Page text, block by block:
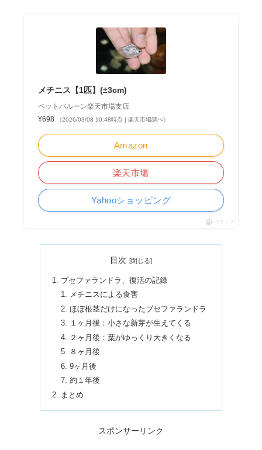
メチニス【1匹】(±3cm)
ペットバルーン楽天市場支店
¥698
（2026/03/08 10:48時点 | 楽天市場調べ）
Amazon
楽天市場
Yahooショッピング
ポチップ
目次
ブセファランドラ、復活の記録
メチニスによる食害
ほぼ根茎だけになったブセファランドラ
１ヶ月後：小さな新芽が生えてくる
２ヶ月後：葉がゆっくり大きくなる
８ヶ月後
9ヶ月後
約１年後
まとめ
スポンサーリンク